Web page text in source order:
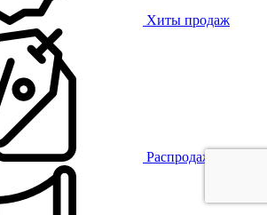
Хиты продаж
Распродажа